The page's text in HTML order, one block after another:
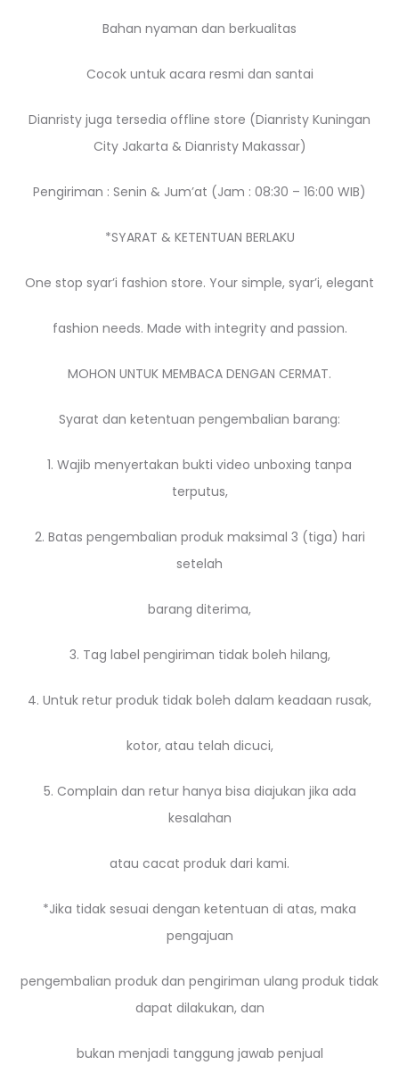
Bahan nyaman dan berkualitas
Cocok untuk acara resmi dan santai
Dianristy juga tersedia offline store (Dianristy Kuningan
City Jakarta & Dianristy Makassar)
Pengiriman : Senin & Jum’at (Jam : 08:30 – 16:00 WIB)
*SYARAT & KETENTUAN BERLAKU
One stop syar’i fashion store. Your simple, syar’i, elegant
fashion needs. Made with integrity and passion.
MOHON UNTUK MEMBACA DENGAN CERMAT.
Syarat dan ketentuan pengembalian barang:
1. Wajib menyertakan bukti video unboxing tanpa
terputus,
2. Batas pengembalian produk maksimal 3 (tiga) hari
setelah
barang diterima,
3. Tag label pengiriman tidak boleh hilang,
4. Untuk retur produk tidak boleh dalam keadaan rusak,
kotor, atau telah dicuci,
5. Complain dan retur hanya bisa diajukan jika ada
kesalahan
atau cacat produk dari kami.
*Jika tidak sesuai dengan ketentuan di atas, maka
pengajuan
pengembalian produk dan pengiriman ulang produk tidak
dapat dilakukan, dan
bukan menjadi tanggung jawab penjual